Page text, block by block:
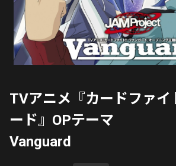
TVアニメ『カードファイ
ード』OPテーマ
Vanguard